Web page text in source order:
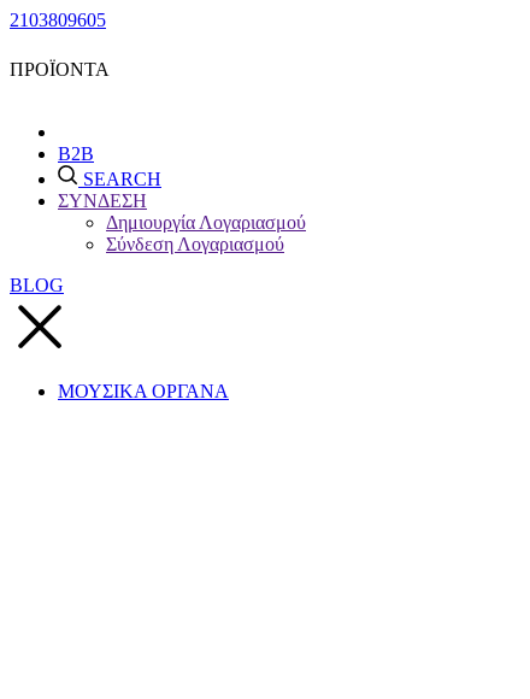
2103809605
ΠΡΟΪΟΝΤΑ
B2B
SEARCH
ΣΥΝΔΕΣΗ
Δημιουργία Λογαριασμού
Σύνδεση Λογαριασμού
BLOG
ΜΟΥΣΙΚΑ ΟΡΓΑΝΑ